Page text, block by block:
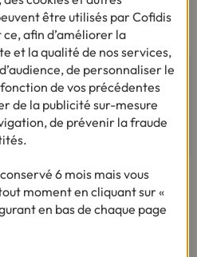
de 9h à 12h et de 14h à
être utilisés par Cofidis
afin d’améliorer la
et la qualité de nos services,
de personnaliser le
de vos précédentes
de la publicité sur-mesure
de prévenir la fraude
6 mois mais vous
moment en cliquant sur «
en bas de chaque page